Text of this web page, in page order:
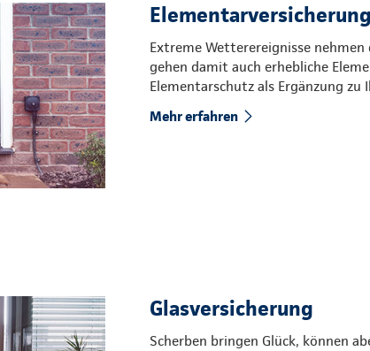
Elementarversicherung
Extreme Wetterereignisse
gehen damit auch erhebliche
Elementarschutz als Ergänzung zu
Mehr erfahren
Glasversicherung
Scherben bringen Glück, können